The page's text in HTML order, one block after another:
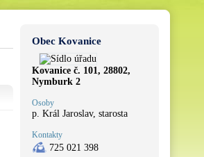
Obec Kovanice
Kovanice č. 101, 28802,
Nymburk 2
Osoby
p. Král Jaroslav, starosta
Kontakty
725 021 398